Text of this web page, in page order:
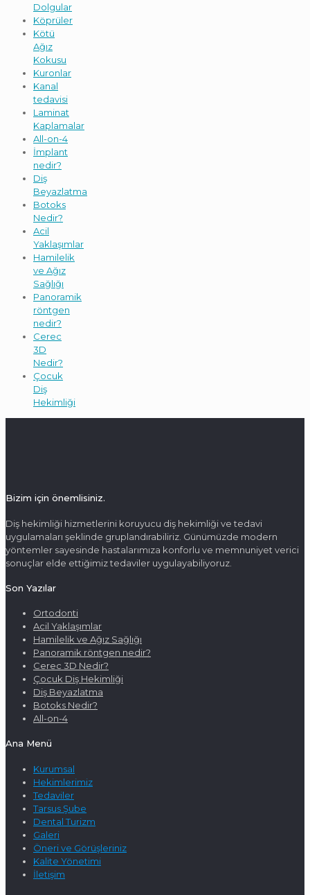
Dolgular
Köprüler
Kötü
Ağız
Kokusu
Kuronlar
Kanal
tedavisi
Laminat
Kaplamalar
All-on-4
İmplant
nedir?
Diş
Beyazlatma
Botoks
Nedir?
Acil
Yaklaşımlar
Hamilelik
ve Ağız
Sağlığı
Panoramik
röntgen
nedir?
Cerec
3D
Nedir?
Çocuk
Diş
Hekimliği
Bizim için önemlisiniz.
Diş hekimliği hizmetlerini koruyucu diş hekimliği ve tedavi
uygulamaları şeklinde gruplandırabiliriz. Günümüzde modern
yöntemler sayesinde hastalarımıza konforlu ve memnuniyet verici
sonuçlar elde ettiğimiz tedaviler uygulayabiliyoruz.
Son Yazılar
Ortodonti
Acil Yaklaşımlar
Hamilelik ve Ağız Sağlığı
Panoramik röntgen nedir?
Cerec 3D Nedir?
Çocuk Diş Hekimliği
Diş Beyazlatma
Botoks Nedir?
All-on-4
Ana Menü
Kurumsal
Hekimlerimiz
Tedaviler
Tarsus Şube
Dental Turizm
Galeri
Öneri ve Görüşleriniz
Kalite Yönetimi
İletişim